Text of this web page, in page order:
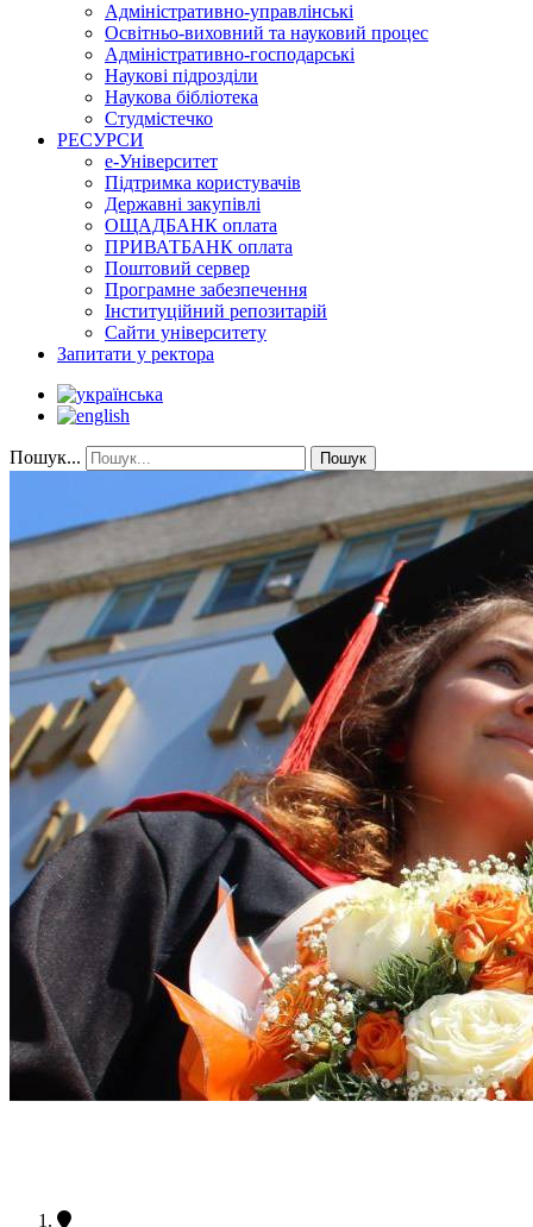
Адміністративно-управлінські
Освітньо-виховний та науковий процес
Адміністративно-господарські
Наукові підрозділи
Наукова бібліотека
Студмістечко
РЕСУРСИ
е-Університет
Підтримка користувачів
Державні закупівлі
ОЩАДБАНК оплата
ПРИВАТБАНК оплата
Поштовий сервер
Програмне забезпечення
Інституційний репозитарій
Сайти університету
Запитати у ректора
Пошук... Пошук